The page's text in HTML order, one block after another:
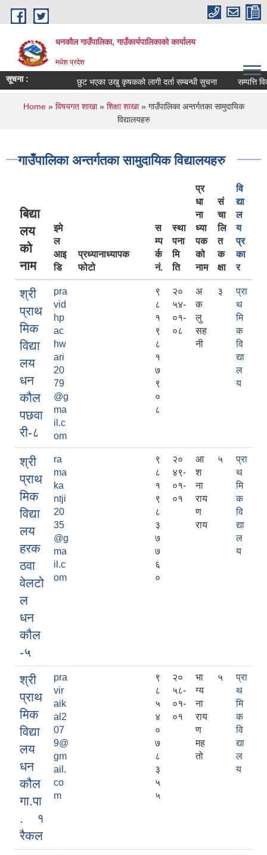
Skip to main content
धनकौल गाउँपालिका, गाउँकार्यपालिकाको कार्यालय
मधेश प्रदेश
सूचना : छुट भएका उखु कृषकको लागी दर्ता सम्बन्धी सुचना सम्पत्ति
You are here
Home» विषयगत शाखा» शिक्षा शाखा» गाउँपालिका अन्तर्गतका सामुदायिक
विद्यालयहरु
गाउँपालिका अन्तर्गतका सामुदायिक विद्यालयहरु
बिद्या
लय
को
नाम
इमे
ल
आइ
डि
प्रध्यानाध्यापक
फोटो
स
म्प
र्क
नं.
स्था
पना
मि
ति
प्र
धा
ना
ध्या
पक
को
नाम
सं
चा
लि
त
क
क्षा
वि
द्या
ल
य
प्र
का
र
श्री
प्राथ
मिक
विद्या
लय
धन
कौल
पछवा
री-८
pra
vid
hp
ac
hw
ari
20
79
@g
ma
il.c
om
९
८
१
९
८
१
७
९
०
८
२०
५४-
०१-
०८
अ
क
लु
सह
नी
३
प्रा
थ
मि
क
वि
द्या
ल
य
श्री
प्राथ
मिक
विद्या
लय
हरक
ठवा
वेलटो
ल
धन
कौल
-५
ra
ma
ka
ntji
20
35
@g
ma
il.c
om
९
८
१
९
८
३
७
७
६
०
२०
४९-
०१-
०१
आ
श
ना
राय
ण
राय
५
प्रा
थ
मि
क
वि
द्या
ल
य
श्री
प्राथ
मिक
विद्या
लय
धन
कौल
गा.पा
. १
रैकल
pra
vir
aik
al2
07
9@
gm
ail.
co
m
९
८
५
४
०
७
८
३
५
५
२०
५८-
०१-
०१
भा
ग्य
ना
राय
ण
मह
तो
५
प्रा
थ
मि
क
वि
द्या
ल
य